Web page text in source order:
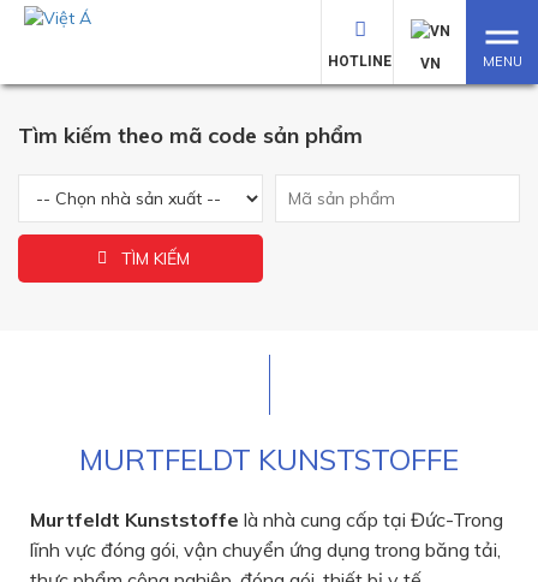
MENU
VN
HOTLINE
MURTFELDT KUNSTSTOFFE
Tìm kiếm theo mã code sản phẩm
TÌM KIẾM
MURTFELDT KUNSTSTOFFE
Murtfeldt Kunststoffe là nhà cung cấp tại Đức-Trong
lĩnh vực đóng gói, vận chuyển ứng dụng trong băng tải,